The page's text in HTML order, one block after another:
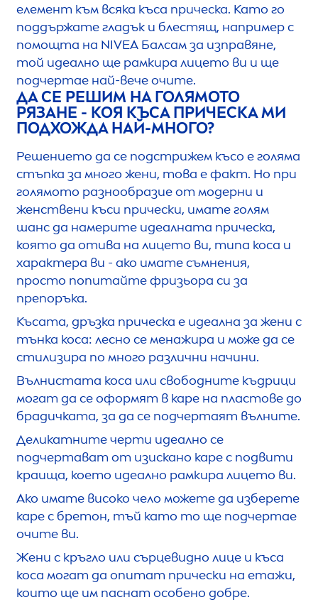
елемент към всяка къса прическа. Като го
поддържате гладък и блестящ, например с
помощта на NIVEA Балсам за изправяне,
той идеално ще рамкира лицето ви и ще
подчертае най-вече очите.
ДА СЕ РЕШИМ НА ГОЛЯМОТО
РЯЗАНЕ - КОЯ КЪСА ПРИЧЕСКА МИ
ПОДХОЖДА НАЙ-МНОГО?
Решението да се подстрижем късо е голяма
стъпка за много жени, това е факт. Но при
голямото разнообразие от модерни и
женствени къси прически, имате голям
шанс да намерите идеалната прическа,
която да отива на лицето ви, типа коса и
характера ви - ако имате съмнения,
просто попитайте фризьора си за
препоръка.
Късата, дръзка прическа е идеална за жени с
тънка коса: лесно се менажира и може да се
стилизира по много различни начини.
Вълнистата коса или свободните къдрици
могат да се оформят в каре на пластове до
брадичката, за да се подчертаят вълните.
Деликатните черти идеално се
подчертават от изискано каре с подвити
краища, което идеално рамкира лицето ви.
Ако имате високо чело можете да изберете
каре с бретон, тъй като то ще подчертае
очите ви.
Жени с кръгло или сърцевидно лице и къса
коса могат да опитат прически на етажи,
които ще им паснат особено добре.